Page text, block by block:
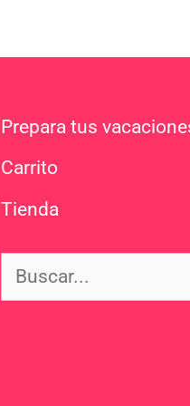
Prepara tus
Carrito
Tienda
Buscar: